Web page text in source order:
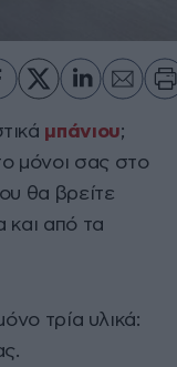
μπάνιου;
μόνοι σας στο
θα βρείτε
και από τα
τρία υλικά: